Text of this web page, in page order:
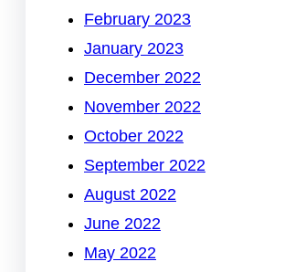
February 2023
January 2023
December 2022
November 2022
October 2022
September 2022
August 2022
June 2022
May 2022